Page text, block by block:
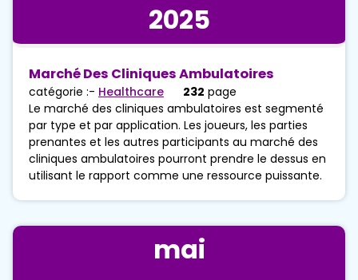
2025
Marché Des Cliniques Ambulatoires
catégorie :- Healthcare 232 page
Le marché des cliniques ambulatoires est segmenté
par type et par application. Les joueurs, les parties
prenantes et les autres participants au marché des
cliniques ambulatoires pourront prendre le dessus en
utilisant le rapport comme une ressource puissante.
mai